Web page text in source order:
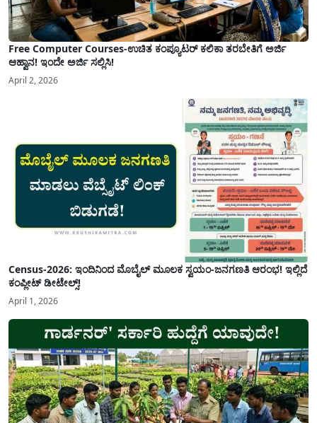
Free Computer Courses-ಉಚಿತ ಕಂಪ್ಯೂಟರ್ ಕಲಿಕಾ ತರಬೇತಿಗೆ ಅರ್ಜಿ
ಆಹ್ವಾನ! ಇಂದೇ ಅರ್ಜಿ ಸಲ್ಲಿಸಿ!
April 2, 2026
Census-2026: ಇಂದಿನಿಂದ ಮೊಬೈಲ್ ಮೂಲಕ ಸ್ವಯಂ-ಜನಗಣತಿ ಆರಂಭ! ಇಲ್ಲಿದೆ
ಕಂಪ್ಲೀಟ್ ಡೀಟೇಲ್ಸ್!
April 1, 2026